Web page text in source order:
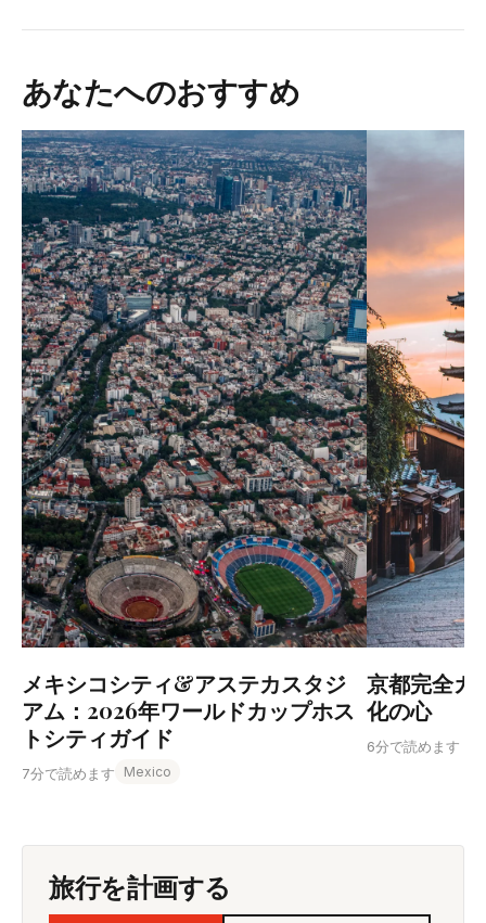
あなたへのおすすめ
メキシコシティ&アステカスタジ
アム：2026年ワールドカップホス
トシティガイド
7分で読めます Mexico
京都完全ガ
化の心
6分で読めます
旅行を計画する